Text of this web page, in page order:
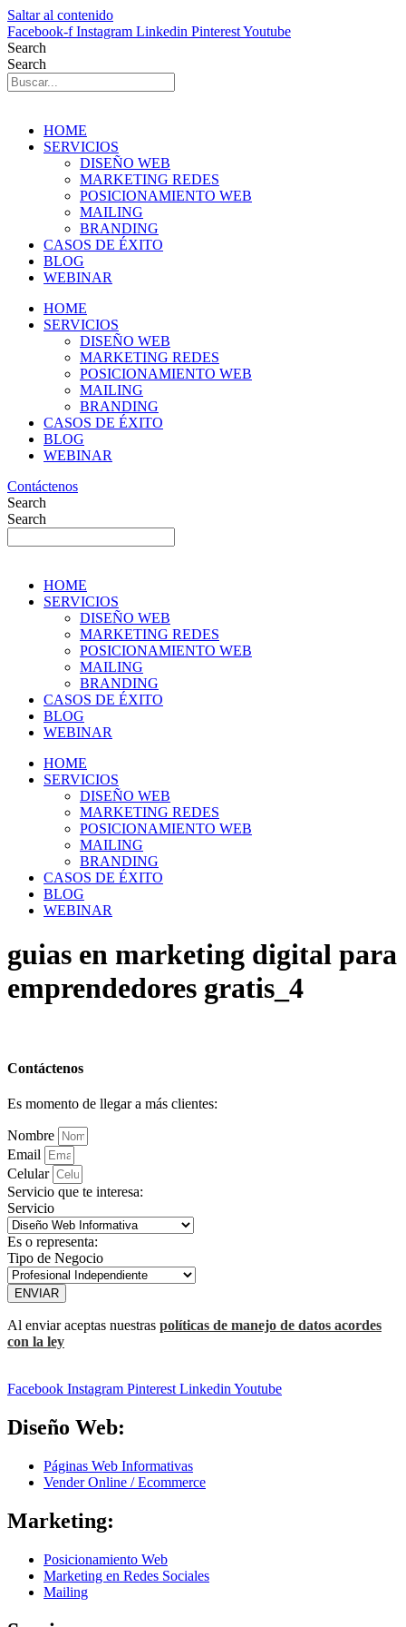
Saltar al contenido
Facebook-f Instagram Linkedin PinterestYoutube
Search
Search
HOME
SERVICIOS
DISEÑO WEB
MARKETING REDES
POSICIONAMIENTO WEB
MAILING
BRANDING
CASOS DE ÉXITO
BLOG
WEBINAR
HOME
SERVICIOS
DISEÑO WEB
MARKETING REDES
POSICIONAMIENTO WEB
MAILING
BRANDING
CASOS DE ÉXITO
BLOG
WEBINAR
Contáctenos
Search
Search
HOME
SERVICIOS
DISEÑO WEB
MARKETING REDES
POSICIONAMIENTO WEB
MAILING
BRANDING
CASOS DE ÉXITO
BLOG
WEBINAR
HOME
SERVICIOS
DISEÑO WEB
MARKETING REDES
POSICIONAMIENTO WEB
MAILING
BRANDING
CASOS DE ÉXITO
BLOG
WEBINAR
guias en marketing digital para
emprendedores gratis_4
Contáctenos
Es momento de llegar a más clientes:
Nombre
Email
Celular
Servicio que te interesa:
Servicio
Es o representa:
Tipo de Negocio
ENVIAR
Al enviar aceptas nuestras políticas de manejo de datos acordes
con la ley
Facebook Instagram Pinterest LinkedinYoutube
Diseño Web:
Páginas Web Informativas
Vender Online / Ecommerce
Marketing:
Posicionamiento Web
Marketing en Redes Sociales
Mailing